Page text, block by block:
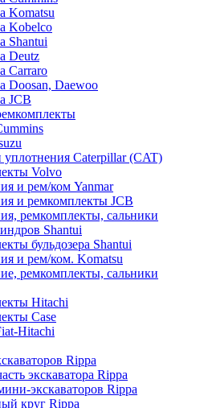
Komatsu
Kobelco
Shantui
Deutz
Carraro
Doosan, Daewoo
JCB
Caterpillar (CAT)
Volvo
и рем/ком Yanmar
и ремкомплекты JCB
ремкомплекты, сальники
Shantui
бульдозера Shantui
и рем/ком. Komatsu
ремкомплекты, сальники
Hitachi
Case
Hitachi
Rippa
экскаватора Rippa
экскаваторов Rippa
круг Rippa